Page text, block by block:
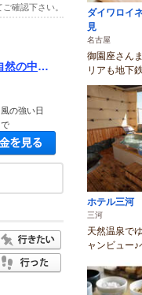
確認下さい。
の中でB
の強い日
空き状況・料金を
ダイワロイ
見
名古屋
御園座さん
リアも地下
ホテル三河
三河
天然温泉で
ャンビュー♪